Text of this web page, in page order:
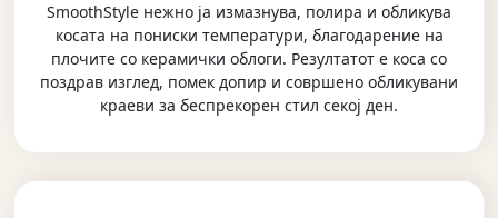
SmoothStyle нежно ја измазнува, полира и обликува
косата на пониски температури, благодарение на
плочите со керамички облоги. Резултатот е коса со
поздрав изглед, помек допир и совршено обликувани
краеви за беспрекорен стил секој ден.